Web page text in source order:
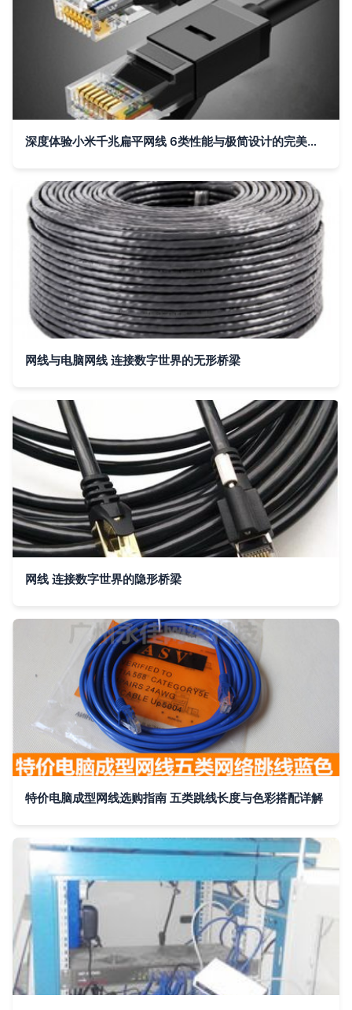
深度体验小米千兆扁平网线 6类性能与极简设计的完美融合
网线与电脑网线 连接数字世界的无形桥梁
网线 连接数字世界的隐形桥梁
特价电脑成型网线选购指南 五类跳线长度与色彩搭配详解